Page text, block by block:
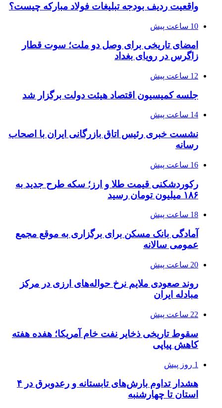
واقعیت ردیف بودجه تبلیغات فولاد مبارکه چیست؟
10 ساعت پیش
امضای تاریخی برای وصل دو ملت؛ سوت قطار
زاگرس در رویای بغداد
12 ساعت پیش
جلسه کمیسیون اقتصاد هیئت دولت برگزار شد
14 ساعت پیش
نشست خبری رئیس اتاق بازرگانی ایران با اصحاب
رسانه
16 ساعت پیش
رکوردشکنی قیمت طلا و ارز؛ سکه طرح جدید به
۱۸۶ میلیون تومان رسید
18 ساعت پیش
آمادگی بانک مسکن برای برگزاری به موقع مجمع
عمومی سالانه
20 ساعت پیش
روند صعودی ملایم نرخ حواله‌های ارزی در مرکز
مبادله ایران
22 ساعت پیش
سقوط تاریخی ذخایر نفت خام آمریکا؛ هفده هفته
کاهش پیاپی
1 روز پیش
هشدار تداوم بارش‌های تابستانه و رعدوبرق در ۴
استان تا چهارشنبه